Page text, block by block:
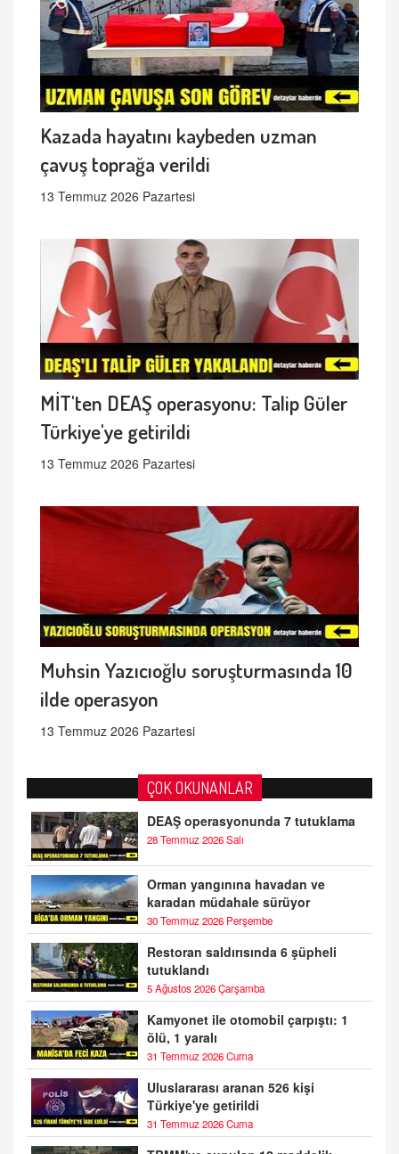
Kazada hayatını kaybeden uzman
çavuş toprağa verildi
13 Temmuz 2026 Pazartesi
MİT'ten DEAŞ operasyonu: Talip Güler
Türkiye'ye getirildi
13 Temmuz 2026 Pazartesi
Muhsin Yazıcıoğlu soruşturmasında 10
ilde operasyon
13 Temmuz 2026 Pazartesi
ÇOK OKUNANLAR
DEAŞ operasyonunda 7 tutuklama
28 Temmuz 2026 Salı
Orman yangınına havadan ve
karadan müdahale sürüyor
30 Temmuz 2026 Perşembe
Restoran saldırısında 6 şüpheli
tutuklandı
5 Ağustos 2026 Çarşamba
Kamyonet ile otomobil çarpıştı: 1
ölü, 1 yaralı
31 Temmuz 2026 Cuma
Uluslararası aranan 526 kişi
Türkiye'ye getirildi
31 Temmuz 2026 Cuma